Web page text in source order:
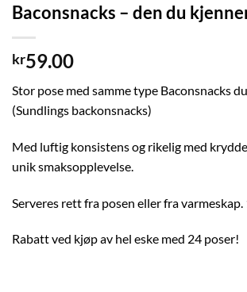
Baconsnacks – den du
kr59.00
Stor pose med samme type Baconsnacks
(Sundlings backonsnacks)
Med luftig konsistens og rikelig med
unik smaksopplevelse.
Serveres rett fra posen eller fra
Rabatt ved kjøp av hel eske med 24 poser!